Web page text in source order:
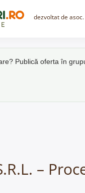
dezvoltat de asoc.
Publică oferta în
–